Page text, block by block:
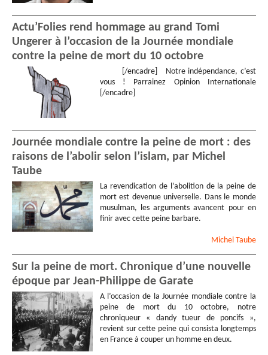
Actu’Folies rend hommage au grand Tomi
Ungerer à l’occasion de la Journée mondiale
contre la peine de mort du 10 octobre
[/encadre] Notre indépendance, c’est
vous ! Parrainez Opinion Internationale
[/encadre]
Journée mondiale contre la peine de mort : des
raisons de l’abolir selon l’islam, par Michel
Taube
La revendication de l’abolition de la peine de
mort est devenue universelle. Dans le monde
musulman, les arguments avancent pour en
finir avec cette peine barbare.
Michel Taube
Sur la peine de mort. Chronique d’une nouvelle
époque par Jean-Philippe de Garate
A l’occasion de la Journée mondiale contre la
peine de mort du 10 octobre, notre
chroniqueur « dandy tueur de poncifs »,
revient sur cette peine qui consista longtemps
en France à couper un homme en deux.